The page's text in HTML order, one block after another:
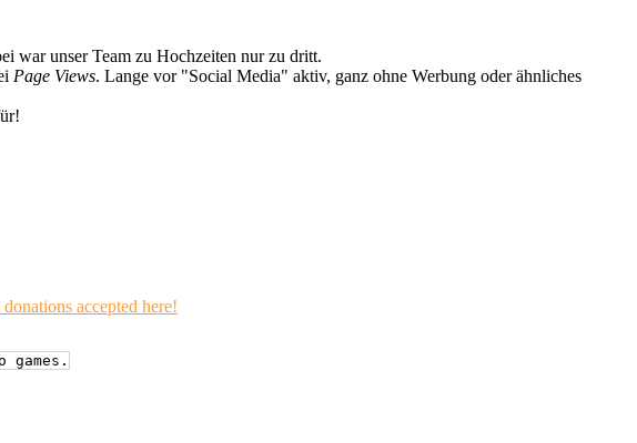
war unser Team zu Hochzeiten nur zu dritt.
Page Views. Lange vor "Social Media" aktiv, ganz ohne Werbung oder ähnliches